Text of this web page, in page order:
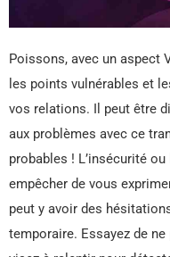
Poissons, avec un aspect
les points vulnérables et
vos relations. Il peut être
aux problèmes avec ce
probables ! L’insécurité
empêcher de vous
peut y avoir des
temporaire. Essayez de